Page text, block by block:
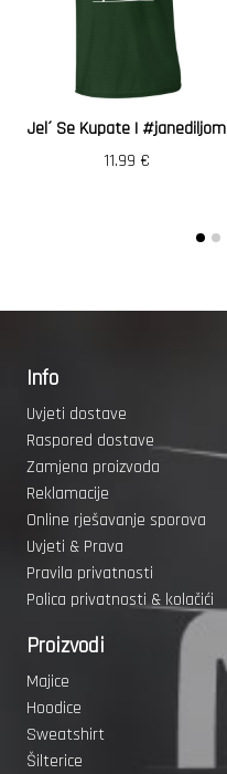
Jel´ Se Kupate | #janediljom
11.99 €
Info
Uvjeti dostave
Raspored dostave
Zamjena proizvoda
Reklamacije
Online rješavanje sporova
Uvjeti & Prava
Pravila privatnosti
Polica privatnosti & kolačići
Proizvodi
Majice
Hoodice
Sweatshirt
Šilterice